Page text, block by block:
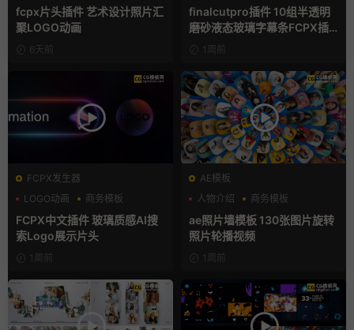
汇聚
fcpx片头插件 艺术设计照片汇
聚LOGO动画
6天前
finalcutpro插件 10组半透明
磨砂液态玻璃字幕条FCPX插
1周前
FCPX发生器
LOGO动画
商务模板
支持Intel+M芯片
FCPX中文插件 玻璃质感AI搜
索Logo展示片头
1周前
AE模板
人物介绍
商务模板
幻灯片
ae照片墙模板 130张图片旋转
照片轮播视频
1周前